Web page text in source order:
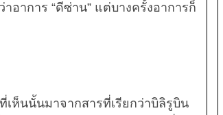
อาการ “ดีซ่าน” แต่บางครั้งอาการก็
ห็นนั้นมาจากสารที่เรียกว่าบิลิรูบิน